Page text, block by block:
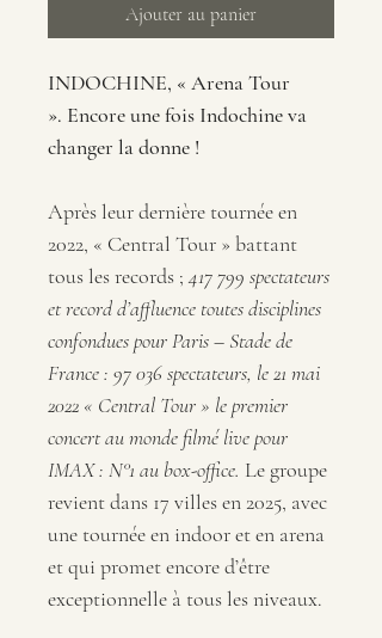
Ajouter au panier
INDOCHINE, « Arena Tour
». Encore une fois Indochine va
changer la donne !
Après leur dernière tournée en
2022, « Central Tour » battant
tous les records ; 417 799 spectateurs
et record d’affluence toutes disciplines
confondues pour Paris – Stade de
France : 97 036 spectateurs, le 21 mai
2022 « Central Tour » le premier
concert au monde filmé live pour
IMAX : N°1 au box-office. Le groupe
revient dans 17 villes en 2025, avec
une tournée en indoor et en arena
et qui promet encore d’être
exceptionnelle à tous les niveaux.